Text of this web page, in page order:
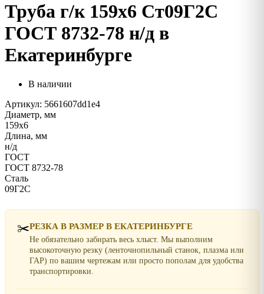
Труба г/к 159х6 Ст09Г2С
ГОСТ 8732-78 н/д в
Екатеринбурге
В наличии
Артикул: 5661607dd1e4
Диаметр, мм
159х6
Длина, мм
н/д
ГОСТ
ГОСТ 8732-78
Сталь
09Г2С
✂️РЕЗКА В РАЗМЕР В ЕКАТЕРИНБУРГЕ
Не обязательно забирать весь хлыст. Мы выполним
высокоточную резку (ленточнопильный станок, плазма или
ГАР) по вашим чертежам или просто пополам для удобства
транспортировки.